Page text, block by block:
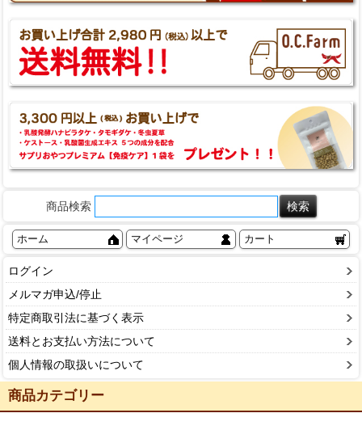
商品検索
ホーム マイページ カート
ログイン
メルマガ申込/停止
特定商取引法に基づく表示
送料とお支払い方法について
個人情報の取扱いについて
商品カテゴリー